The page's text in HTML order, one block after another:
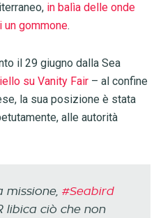
in balìa delle onde
un gommone.
il 29 giugno dalla Sea
su Vanity Fair– al confine
la sua posizione è stata
alle autorità
missione, #Seabird
libica ciò che non